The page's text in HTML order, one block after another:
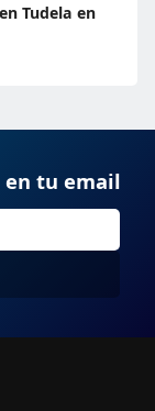
Tudela en
en tu email